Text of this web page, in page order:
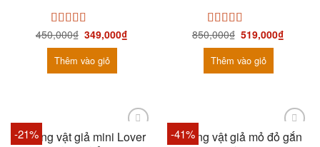
Được xếp
hạng5.005
sao
450,000₫ 349,000₫
Thêm vào giỏ
Được xếp
hạng5.005
sao
850,000₫ 519,000₫
Thêm vào giỏ
-21%
Dương vật giả mini Lover
-41%
Dương vật giả mỏ đỏ gắn